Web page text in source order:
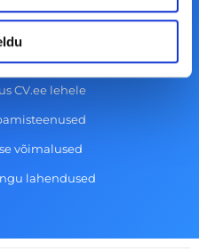
CV.ee lehele
võimalused
lahendused